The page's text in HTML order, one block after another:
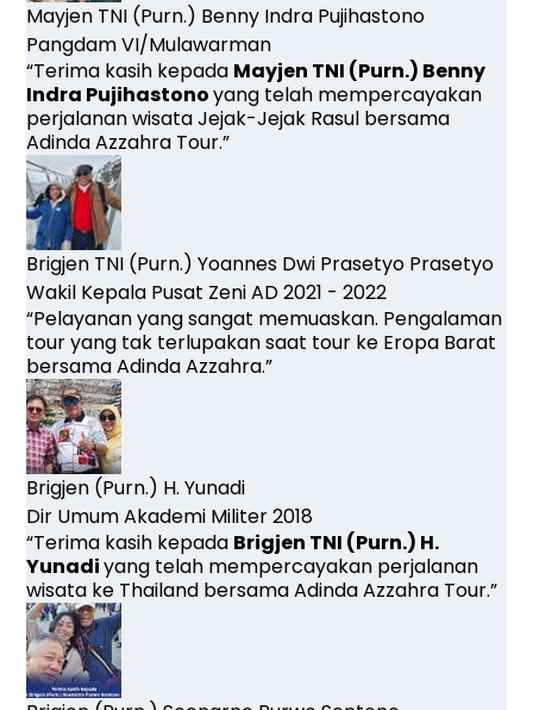
Mayjen TNI (Purn.) Benny Indra Pujihastono
Pangdam VI/Mulawarman
“Terima kasih kepada Mayjen TNI (Purn.) Benny
Indra Pujihastonoyang telah mempercayakan
perjalanan wisata Jejak-Jejak Rasul bersama
Adinda Azzahra Tour.”
Brigjen TNI (Purn.) Yoannes Dwi Prasetyo Prasetyo
Wakil Kepala Pusat Zeni AD 2021 - 2022
“Pelayanan yang sangat memuaskan. Pengalaman
tour yang tak terlupakan saat tour ke Eropa Barat
bersama Adinda Azzahra.”
Brigjen (Purn.) H. Yunadi
Dir Umum Akademi Militer 2018
“Terima kasih kepada Brigjen TNI (Purn.) H.
Yunadiyang telah mempercayakan perjalanan
wisata ke Thailand bersama Adinda Azzahra Tour.”